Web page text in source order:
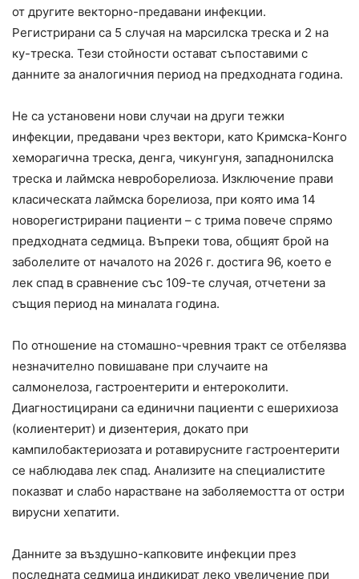
от другите векторно-предавани инфекции.
Регистрирани са 5 случая на марсилска треска и 2 на
ку-треска. Тези стойности остават съпоставими с
данните за аналогичния период на предходната година.
Не са установени нови случаи на други тежки
инфекции, предавани чрез вектори, като Кримска-Конго
хеморагична треска, денга, чикунгуня, западнонилска
треска и лаймска невроборелиоза. Изключение прави
класическата лаймска борелиоза, при която има 14
новорегистрирани пациенти – с трима повече спрямо
предходната седмица. Въпреки това, общият брой на
заболелите от началото на 2026 г. достига 96, което е
лек спад в сравнение със 109-те случая, отчетени за
същия период на миналата година.
По отношение на стомашно-чревния тракт се отбелязва
незначително повишаване при случаите на
салмонелоза, гастроентерити и ентероколити.
Диагностицирани са единични пациенти с ешерихиоза
(колиентерит) и дизентерия, докато при
кампилобактериозата и ротавирусните гастроентерити
се наблюдава лек спад. Анализите на специалистите
показват и слабо нарастване на заболяемостта от остри
вирусни хепатити.
Данните за въздушно-капковите инфекции през
последната седмица индикират леко увеличение при